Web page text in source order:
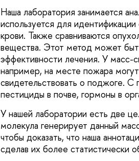
Наша лаборатория занимается
используется для
крови. Также сравниваются
вещества. Этот метод может
эффективности лечения. У масс-
например, на месте пожара
свидетельствовать о поджоге.
пестициды в почве, гормоны в
У нашей лаборатории есть две
молекула генерирует данный
чтобы доказать, что наша
сделав их более статистически